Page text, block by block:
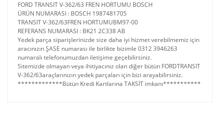
FORD TRANSIT V-362/63 FREN HORTUMU BOSCH
ÜRÜN NUMARASI : BOSCH 1987481705
TRANSIT V-362/63FREN HORTUMUBM97-00
REFERANS NUMARASI : BK21 2C338 AB
Yedek parça siparişlerinizde size daha iyi hizmet verebilmemiz için
aracınızın ŞASE numarası ile birlikte bizimle 0312 3946263
numaralı telefonumuzdan iletişime geçebilirsiniz.
Sitemizde olmayan veya ihitiyacınız olan diğer bütün FORDTRANSIT
V-362/63araçlarınızın yedek parçaları için bizi arayabilirsiniz.
*************Bütün Kredi Kartlarına TAKSİT imkanı***********